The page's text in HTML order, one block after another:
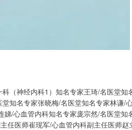
（神经内科1）知名专家王琦/名医堂知
知名专家张晓梅/名医堂知名专家林谦/
/心血管内科知名专家庞宗然/名医堂知
任医师崔现军/心血管内科副主任医师赵